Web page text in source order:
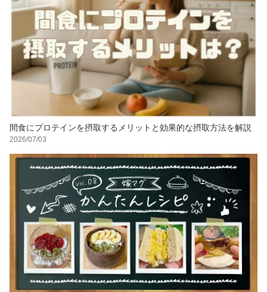
間食にプロテインを摂取するメリットと効果的な摂取方法を解説
2026/07/03